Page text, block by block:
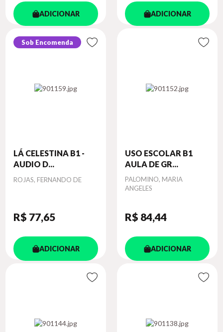
ADICIONAR ADICIONAR
Sob Encomenda
LÁ CELESTINA B1 -
AUDIO D...
Autor
ROJAS, FERNANDO DE
R$ 77,65
ADICIONAR
USO ESCOLAR B1
AULA DE GR...
Autor
PALOMINO, MARIA
ANGELES
R$ 84,44
ADICIONAR